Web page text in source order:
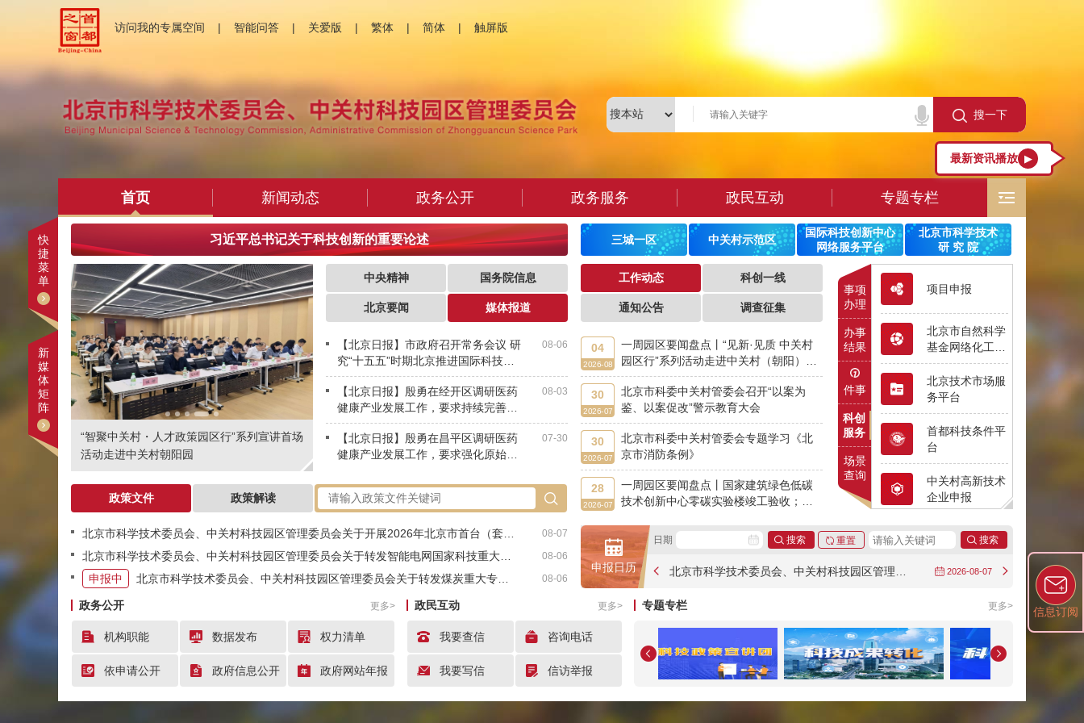
访问我的专属空间 | 智能问答 | 关爱版 | 繁体 | 简体 | 触屏版
最新资讯播放 ▶
搜一下
首页 新闻动态 政务公开 政务服务 政民互动 专题专栏
快
捷
菜
单
新
媒
体
矩
阵
习近平总书记关于科技创新的重要论述 三城一区 中关村示范区
国际科技创新中心
网络服务平台
北京市科学技术
研 究 院
“智聚中关村・人才政策园区行”系列宣讲首场
活动走进中关村朝阳园
中央精神 国务院信息
北京要闻 媒体报道
【北京日报】市政府召开常务会议 研
究“十五五”时期北京推进国际科技创
新中心建设等事项 市长殷勇主持会议
08-06
【北京日报】殷勇在经开区调研医药
健康产业发展工作，要求持续完善产
业支持政策，提升医药健康产业发展
能级
08-03
【北京日报】殷勇在昌平区调研医药
健康产业发展工作，要求强化原始创
业发展高地
07-30
政策文件 政策解读
北京市科学技术委员会、中关村科技园区管理委员会关于开展2026年北京市首台（套）重大技术装备保险费补贴项目申报的通知 08-07
北京市科学技术委员会、中关村科技园区管理委员会关于转发智能电网国家科技重大专项基础支撑自主化关键技术公开项目申报指南的通知 08-06
申报中 北京市科学技术委员会、中关村科技园区管理委员会关于转发煤炭重大专项2027年度公开项目申报指南的通知 08-06
工作动态 科创一线
通知公告 调查征集
04
2026-08
一周园区要闻盘点丨“见新·见质 中关村
园区行”系列活动走进中关村（朝阳）数
字医疗产业园；昌平区与华北电力大学
签署高质量发展战略合作协议
30
2026-07
北京市科委中关村管委会召开“以案为
鉴、以案促改”警示教育大会
30
2026-07
北京市科委中关村管委会专题学习《北
京市消防条例》
28
2026-07
一周园区要闻盘点丨国家建筑绿色低碳
技术创新中心零碳实验楼竣工验收；北
竣工投用
事项
办理
办事
结果
件事
科创
服务
场景
查询
项目申报
北京市自然科学
基金网络化工作
平台
北京技术市场服
务平台
首都科技条件平
台
中关村高新技术
企业申报
应用场景统一发
布平台
孵化机构及在孵
企业动态管理
中关村特色产业
申报日历
日期
2026-08-07
政务公开 更多>
机构职能 数据发布 权力清单
依申请公开 政府信息公开 政府网站年报
政民互动 更多>
我要查信 咨询电话
我要写信 信访举报
专题专栏 更多> 信息订阅